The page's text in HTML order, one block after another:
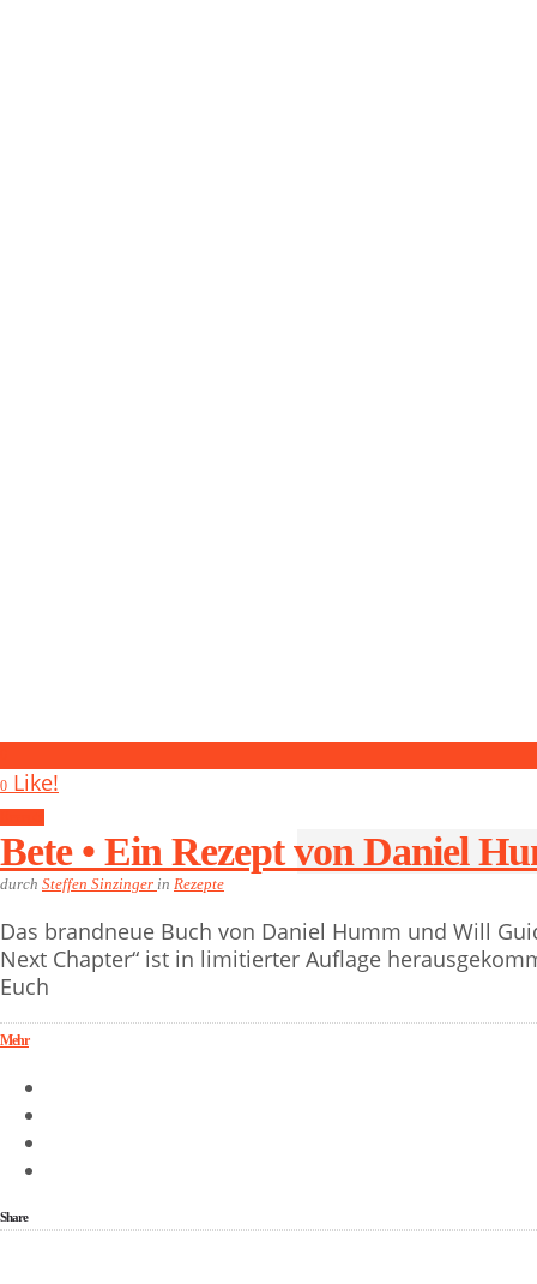
0 Like!
Bete • Ein Rezept von Daniel
durch Steffen Sinzinger in Rezepte
Das brandneue Buch von Daniel Humm und Will
Next Chapter“ ist in limitierter Auflage
Euch
Mehr
Share